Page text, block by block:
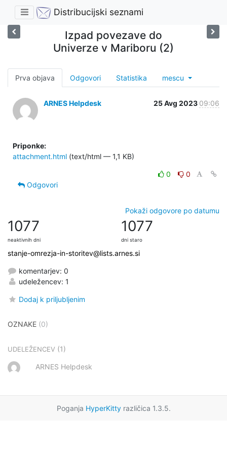
Distribucijski seznami
Izpad povezave do
Univerze v Mariboru (2)
Prva objava Odgovori Statistika mescu
ARNES Helpdesk 25 Avg 2023 09:06
Priponke:
attachment.html (text/html — 1,1 KB)
0
0
Odgovori
Pokaži odgovore po datumu
1077
neaktivnih dni
1077
dni staro
stanje-omrezja-in-storitev@lists.arnes.si
komentarjev: 0
udeležencev: 1
Dodaj k priljubljenim
OZNAKE (0)
UDELEŽENCEV (1)
ARNES Helpdesk
Poganja HyperKittyrazličica 1.3.5.